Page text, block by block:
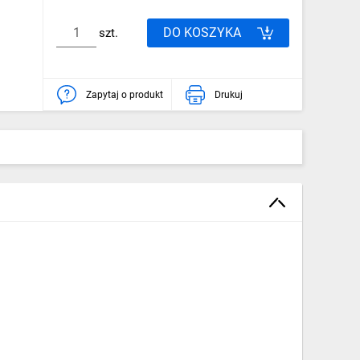
szt. DO KOSZYKA
Zapytaj o produkt Drukuj